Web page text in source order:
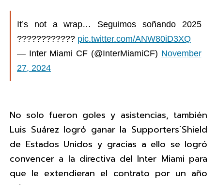
It’s not a wrap… Seguimos soñando 2025
???????????? pic.twitter.com/ANW80iD3XQ
— Inter Miami CF (@InterMiamiCF) November
27, 2024
No solo fueron goles y asistencias, también
Luis Suárez logró ganar la Supporters´Shield
de Estados Unidos y gracias a ello se logró
convencer a la directiva del Inter Miami para
que le extendieran el contrato por un año